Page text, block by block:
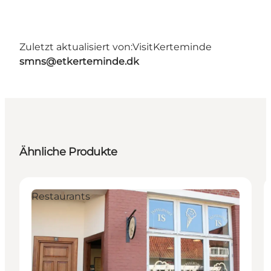
Zuletzt aktualisiert von:VisitKerteminde
smns@etkerteminde.dk
Ähnliche Produkte
Restaurants